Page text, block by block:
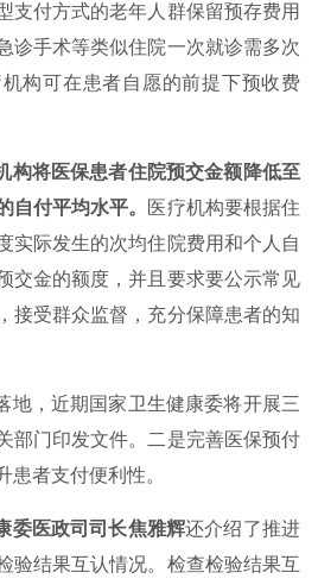
支付方式的老年人群保留预存费用
诊手术等类似住院一次就诊需多次
构可在患者自愿的前提下预收费
构将医保患者住院预交金额降低至
自付平均水平。 医疗机构要根据住
实际发生的次均住院费用和个人自
交金的额度，并且要求要公示常见
接受群众监督，充分保障患者的知
地，近期国家卫生健康委将开展三
部门印发文件。二是完善医保预付
患者支付便利性。
委医政司司长焦雅辉还介绍了推进
验结果互认情况。检查检验结果互